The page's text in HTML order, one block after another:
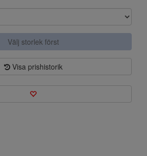
Välj storlek först
Visa prishistorik